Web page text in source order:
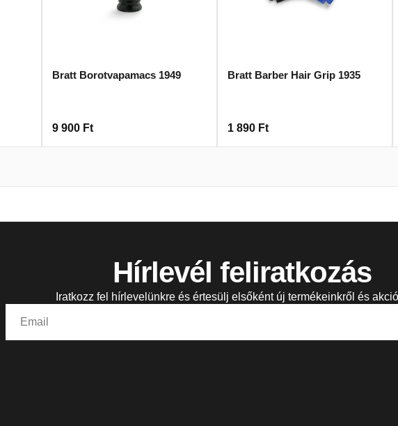
Bratt Borotvapamacs 1949
9 900 Ft
Bratt Barber Hair Grip 1935
1 890 Ft
Hírlevél feliratkozás
Iratkozz fel hírlevelünkre és értesülj elsőként új termékeinkről és